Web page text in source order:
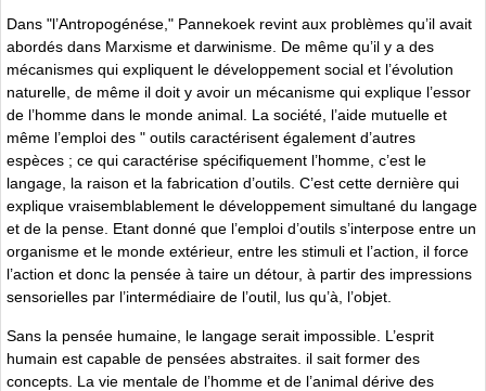
Dans "l’Antropogénése," Pannekoek revint aux problèmes qu’il avait
abordés dans Marxisme et darwinisme. De même qu’il y a des
mécanismes qui expliquent le développement social et l’évolution
naturelle, de même il doit y avoir un mécanisme qui explique l’essor
de l’homme dans le monde animal. La société, l’aide mutuelle et
même l’emploi des " outils caractérisent également d’autres
espèces ; ce qui caractérise spécifiquement l’homme, c’est le
langage, la raison et la fabrication d’outils. C’est cette dernière qui
explique vraisemblablement le développement simultané du langage
et de la pense. Etant donné que l’emploi d’outils s’interpose entre un
organisme et le monde extérieur, entre les stimuli et l’action, il force
l’action et donc la pensée à taire un détour, à partir des impressions
sensorielles par l’intermédiaire de l’outil, lus qu’à, l’objet.
Sans la pensée humaine, le langage serait impossible. L’esprit
humain est capable de pensées abstraites. il sait former des
concepts. La vie mentale de l’homme et de l’animal dérive des